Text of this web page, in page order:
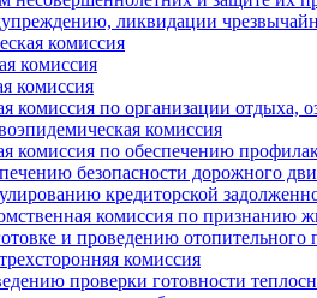
ликвидации
комиссия
комиссия
комиссия
комиссия по организации отдыха,
комиссия
комиссия по обеспечению
безопасности дорожного
кредиторской
комиссия по
и проведению отопительного
комиссия
проверки готовности